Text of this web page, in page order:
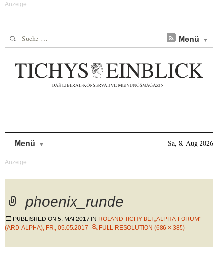
Suche nach: Menü
Menü Sa, 8. Aug 2026
phoenix_runde
PUBLISHED ON 5. MAI 2017 IN ROLAND TICHY BEI „ALPHA-FORUM“
(ARD-ALPHA), FR., 05.05.2017
FULL RESOLUTION (686 × 385)